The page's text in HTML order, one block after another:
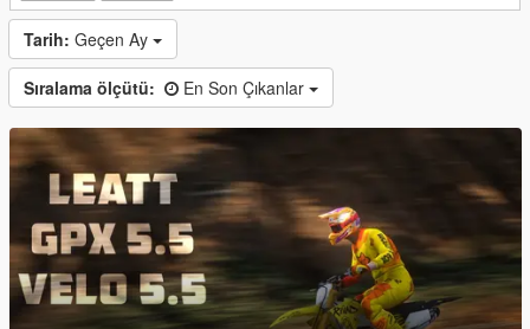
Tarih: Geçen Ay
Sıralama ölçütü: En Son Çıkanlar